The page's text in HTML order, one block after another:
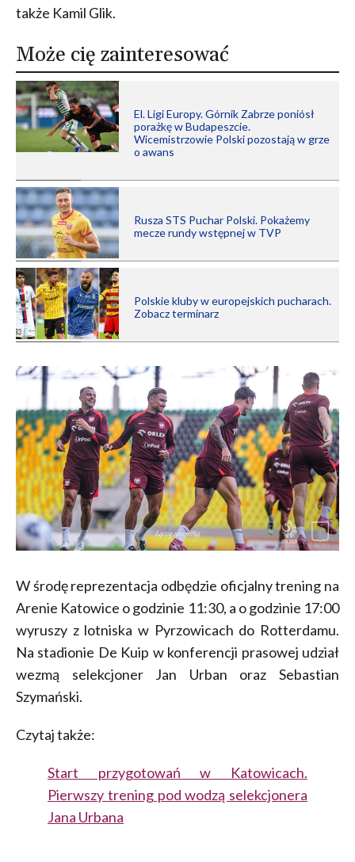
także Kamil Glik.
Może cię zainteresować
El. Ligi Europy. Górnik Zabrze poniósł
porażkę w Budapeszcie.
Wicemistrzowie Polski pozostają w grze
o awans
Rusza STS Puchar Polski. Pokażemy
mecze rundy wstępnej w TVP
Polskie kluby w europejskich pucharach.
Zobacz terminarz
W środę reprezentacja odbędzie oficjalny trening na
Arenie Katowice o godzinie 11:30, a o godzinie 17:00
wyruszy z lotniska w Pyrzowicach do Rotterdamu.
Na stadionie De Kuip w konferencji prasowej udział
wezmą selekcjoner Jan Urban oraz Sebastian
Szymański.
Czytaj także:
Start przygotowań w Katowicach.
Pierwszy trening pod wodzą selekcjonera
Jana Urbana